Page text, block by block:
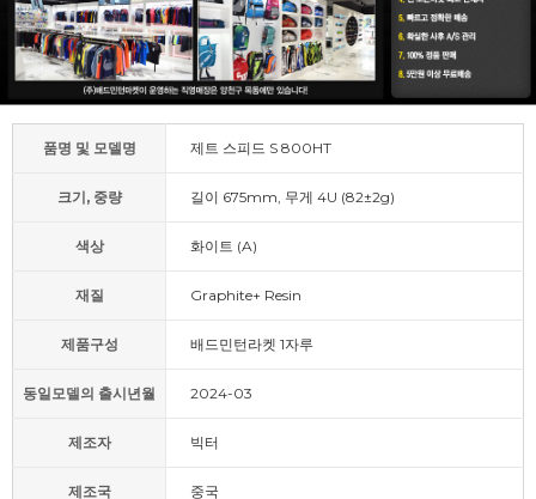
품명 및 모델명 제트 스피드 S 800HT
크기, 중량 길이 675mm, 무게 4U (82±2g)
색상 화이트 (A)
재질 Graphite+ Resin
제품구성 배드민턴라켓 1자루
동일모델의 출시년월 2024-03
제조자 빅터
제조국 중국